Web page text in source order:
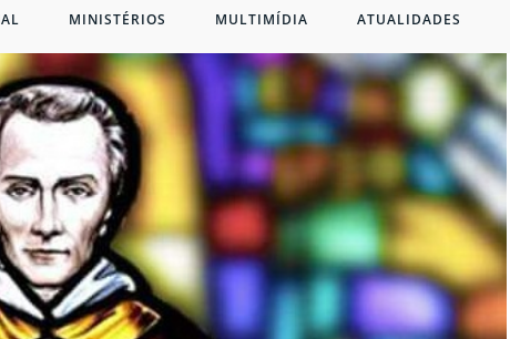
MINISTÉRIOS MULTIMÍDIA ATUALIDADES